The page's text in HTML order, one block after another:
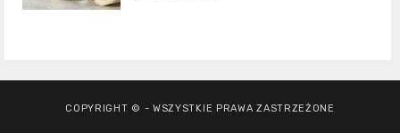
COPYRIGHT © - WSZYSTKIE PRAWA ZASTRZEŻONE